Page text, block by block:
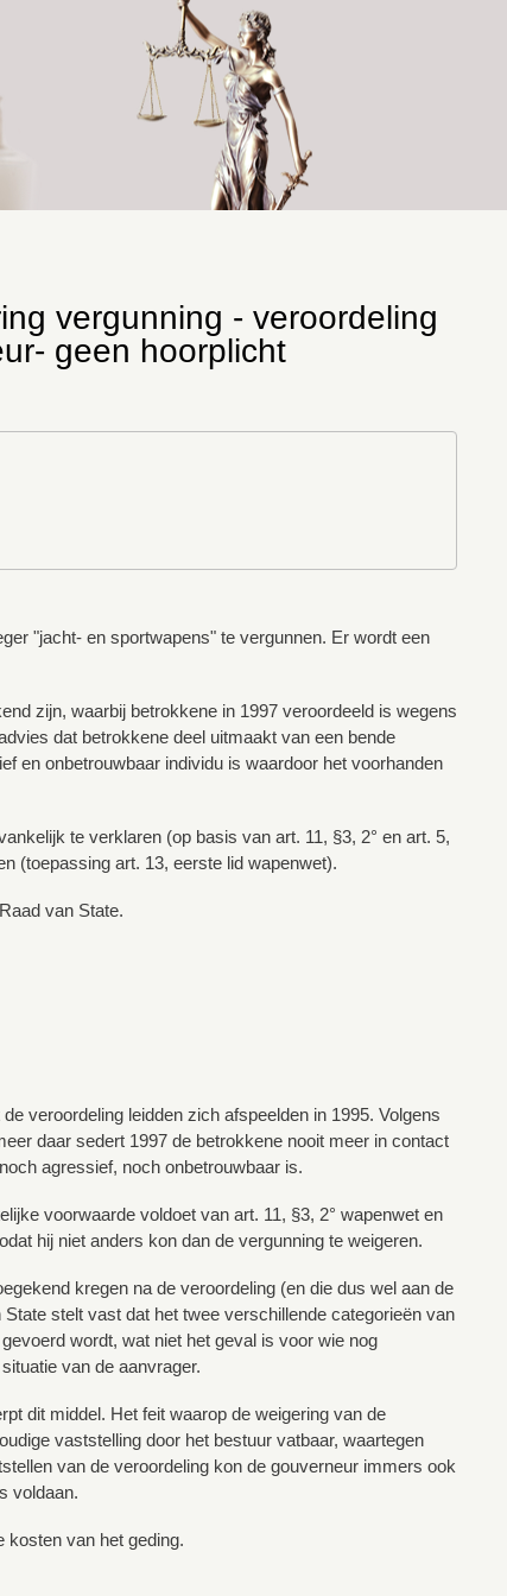
vergunning - veroordeling
geen hoorplicht
"jacht- en sportwapens" te vergunnen. Er wordt een
zijn, waarbij betrokkene in 1997 veroordeeld is wegens
dat betrokkene deel uitmaakt van een bende
en onbetrouwbaar individu is waardoor het voorhanden
te verklaren (op basis van art. 11, §3, 2° en art. 5,
(toepassing art. 13, eerste lid wapenwet).
van State.
veroordeling leidden zich afspeelden in 1995. Volgens
daar sedert 1997 de betrokkene nooit meer in contact
agressief, noch onbetrouwbaar is.
voorwaarde voldoet van art. 11, §3, 2° wapenwet en
hij niet anders kon dan de vergunning te weigeren.
kregen na de veroordeling (en die dus wel aan de
stelt vast dat het twee verschillende categorieën van
wordt, wat niet het geval is voor wie nog
van de aanvrager.
dit middel. Het feit waarop de weigering van de
vaststelling door het bestuur vatbaar, waartegen
van de veroordeling kon de gouverneur immers ook
voldaan.
kosten van het geding.